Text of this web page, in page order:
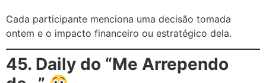
Cada participante menciona uma decisão tomada
ontem e o impacto financeiro ou estratégico dela.
45. Daily do “Me Arrependo